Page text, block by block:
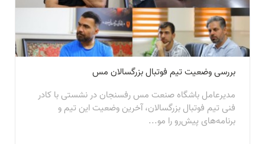
بررسی وضعیت تیم فوتبال بزرگسالان مس
مدیرعامل باشگاه صنعت مس رفسنجان در نشستی با کادر
فنی تیم فوتبال بزرگسالان، آخرین وضعیت این تیم و
برنامه‌های پیش‌رو را مو...